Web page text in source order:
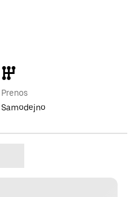
Prenos
Samodejno